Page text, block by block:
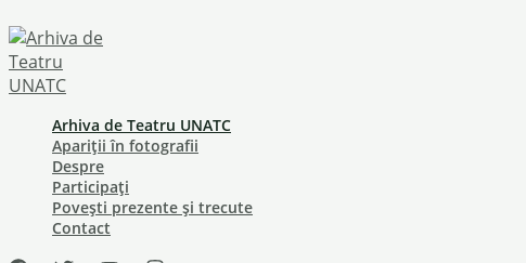
to
content
Arhiva de Teatru UNATC
Apariții în fotografii
Despre
Participați
Povești prezente și trecute
Contact